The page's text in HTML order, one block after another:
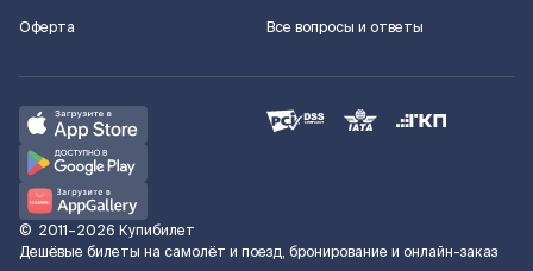
Оферта
Все вопросы и ответы
© 2011–2026 Купибилет
Дешёвые билеты на самолёт и поезд, бронирование и онлайн-заказ